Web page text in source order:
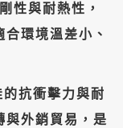
性與耐熱性，
環境溫差小、
抗衝擊力與耐
與外銷貿易，是